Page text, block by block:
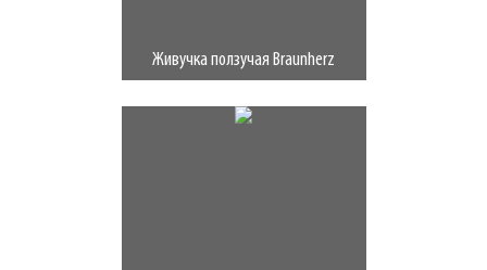
Живучка ползучая Braunherz